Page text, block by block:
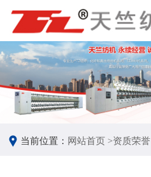
当前位置： 网站首页 >资质荣誉